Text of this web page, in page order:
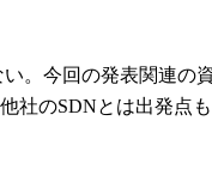
。今回の発表関連の
社のSDNとは出発点